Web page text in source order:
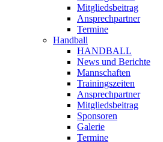
Mitgliedsbeitrag
Ansprechpartner
Termine
Handball
HANDBALL
News und Berichte
Mannschaften
Trainingszeiten
Ansprechpartner
Mitgliedsbeitrag
Sponsoren
Galerie
Termine